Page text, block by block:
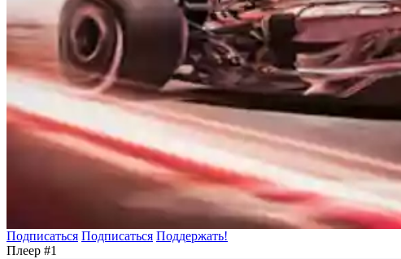
Подписаться Подписаться Поддержать!
Плеер #1